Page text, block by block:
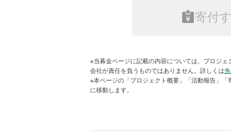
「戸倉っこかき」のここがイ
トは大きく変わってきます。津波は
象災害は毎年のようにあります。施設
ればあるほど、被害想定額は高くな
は、それだけ災害リスクを低減させ、
寄付
※当募金ページに記載の内容については、プロジ
会社が責任を負うものではありません。詳しくは
※本ページの「プロジェクト概要」「活動報告」
に移動します。